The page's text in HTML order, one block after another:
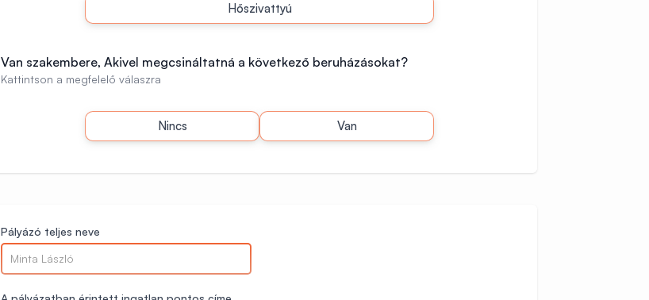
Hőszivattyú
Van szakembere, Akivel megcsináltatná a következő beruházásokat?
Kattintson a megfelelő válaszra
Nincs Van
Pályázó teljes neve